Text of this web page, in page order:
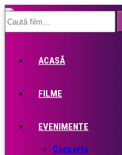
ACASĂ
FILME
EVENIMENTE
Concerte